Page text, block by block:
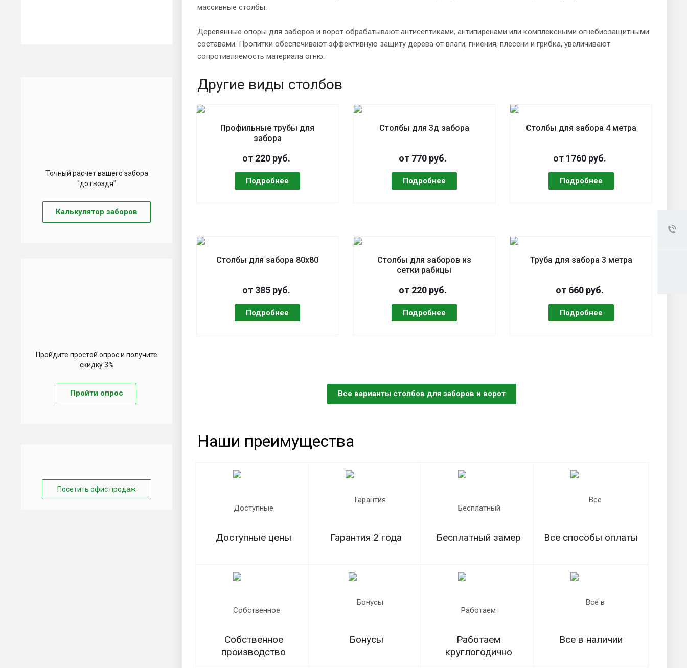
массивные столбы.
Деревянные опоры для заборов и ворот обрабатывают антисептиками, антипиренами или комплексными огнебиозащитными
составами. Пропитки обеспечивают эффективную защиту дерева от влаги, гниения, плесени и грибка, увеличивают
сопротивляемость материала огню.
Другие виды столбов
Профильные трубы для
забора
от 220 руб.
Столбы для 3д забора
от 770 руб.
Столбы для забора 4 метра
от 1760 руб.
Столбы для забора 80х80
от 385 руб.
Столбы для заборов из
сетки рабицы
от 220 руб.
Труба для забора 3 метра
от 660 руб.
Все варианты столбов для заборов и ворот
Наши преимущества
Доступные цены Гарантия 2 года Бесплатный замер Все способы оплаты
Собственное
производство
Бонусы
Работаем
круглогодично
Все в наличии
Точный расчет вашего забора
"до гвоздя"
Калькулятор заборов
Пройдите простой опрос и получите
скидку 3%
Пройти опрос
Посетить офис продаж